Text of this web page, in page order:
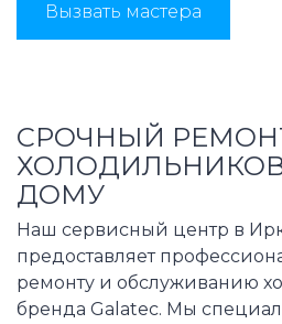
Вызвать мастера
СРОЧНЫЙ
ХОЛОДИЛЬНИКОВ
ДОМУ
Наш сервисный центр в
предоставляет
ремонту и обслуживанию
бренда Galatec. Мы